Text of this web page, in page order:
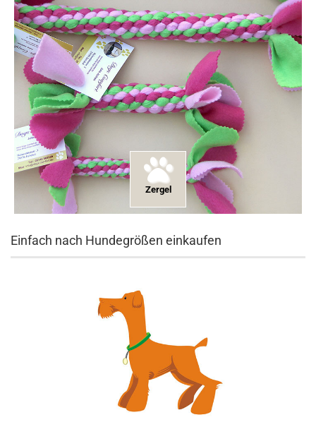
Zergel
Einfach nach Hundegrößen einkaufen